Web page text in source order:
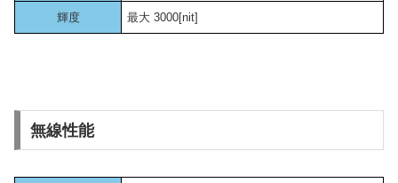
輝度 最大 3000[nit]
無線性能